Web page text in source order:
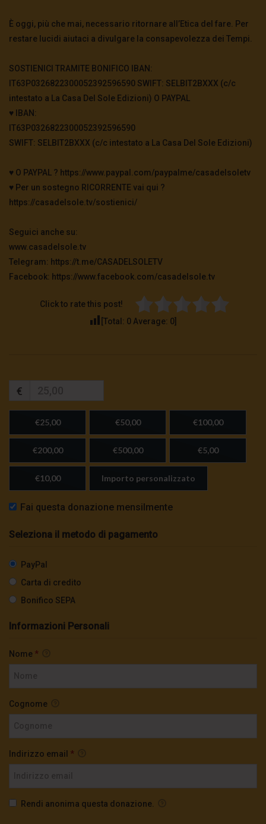
È oggi, più che mai, necessario ritornare all’Etica del fare. Per
restare lucidi aiutaci a divulgare la consapevolezza dei Tempi.
SOSTIENICI TRAMITE BONIFICO IBAN:
IT63P0326822300052392596590 SWIFT: SELBIT2BXXX (c/c
intestato a La Casa Del Sole Edizioni) O PAYPAL
♥️ IBAN:
IT63P0326822300052392596590
SWIFT: SELBIT2BXXX (c/c intestato a La Casa Del Sole Edizioni)
♥️ O PAYPAL ? https://www.paypal.com/paypalme/casadelsoletv
♥️ Per un sostegno RICORRENTE vai qui ?
https://casadelsole.tv/sostienici/
Seguici anche su:
www.casadelsole.tv
Telegram: https://t.me/CASADELSOLETV
Facebook: https://www.facebook.com/casadelsole.tv
Click to rate this post!
[Total: 0 Average: 0
€
€25,00 €50,00 €100,00
€200,00 €500,00 €5,00
€10,00 Importo personalizzato
Fai questa donazione mensilmente
Seleziona il metodo di pagamento
PayPal
Carta di credito
Bonifico SEPA
Informazioni Personali
Nome *
Cognome
Indirizzo email *
Rendi anonima questa donazione.